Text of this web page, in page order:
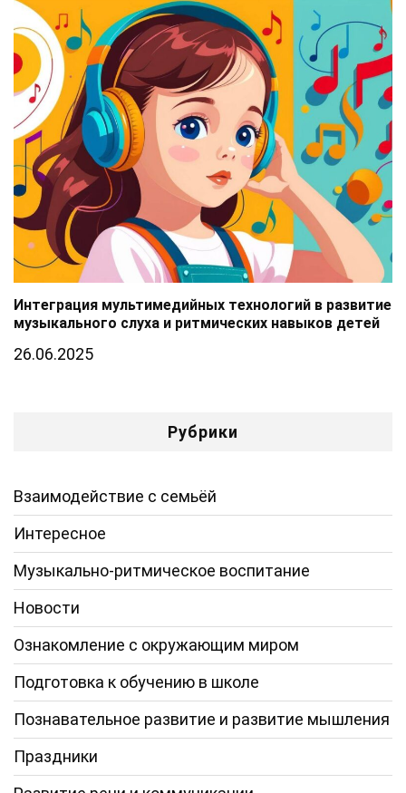
Интеграция мультимедийных технологий в развитие
музыкального слуха и ритмических навыков детей
26.06.2025
Рубрики
Взаимодействие с семьёй
Интересное
Музыкально-ритмическое воспитание
Новости
Ознакомление с окружающим миром
Подготовка к обучению в школе
Познавательное развитие и развитие мышления
Праздники